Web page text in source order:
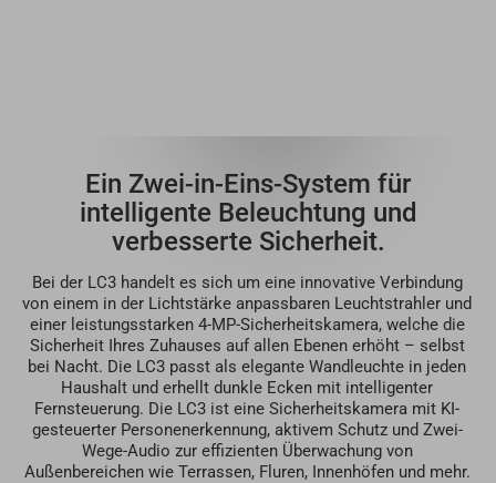
Ein Zwei-in-Eins-System für
intelligente Beleuchtung und
verbesserte Sicherheit.
Bei der LC3 handelt es sich um eine innovative Verbindung
von einem in der Lichtstärke anpassbaren Leuchtstrahler und
einer leistungsstarken 4-MP-Sicherheitskamera, welche die
Sicherheit Ihres Zuhauses auf allen Ebenen erhöht – selbst
bei Nacht. Die LC3 passt als elegante Wandleuchte in jeden
Haushalt und erhellt dunkle Ecken mit intelligenter
Fernsteuerung. Die LC3 ist eine Sicherheitskamera mit KI-
gesteuerter Personenerkennung, aktivem Schutz und Zwei-
Wege-Audio zur effizienten Überwachung von
Außenbereichen wie Terrassen, Fluren, Innenhöfen und mehr.